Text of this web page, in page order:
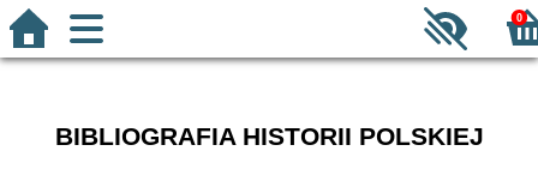
0
BIBLIOGRAFIA HISTORII POLSKIEJ